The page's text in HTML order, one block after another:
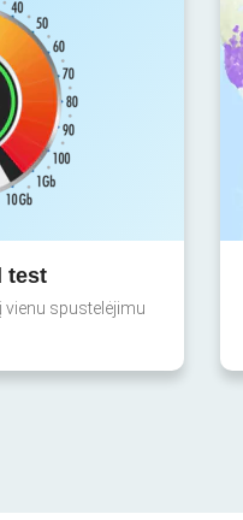
test
vienu spustelėjimu